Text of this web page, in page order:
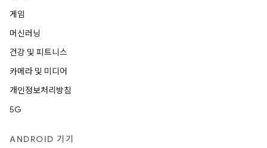
게임
머신러닝
건강 및 피트니스
카메라 및 미디어
개인정보처리방침
5G
ANDROID 기기